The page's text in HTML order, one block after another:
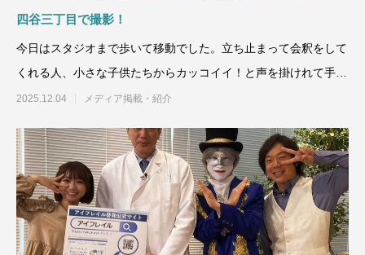
四谷三丁目で撮影！
今日はスタジオまで歩いて移動でした。立ち止まって会釈をして
くれる人、小さな子供たちからカッコイイ！と声を掛けれて手を
振りながら路上を歩きまし
2025.12.04 メディア掲載・紹介